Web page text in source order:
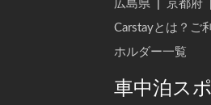
広島県
京都府
Carstayとは？ご
ホルダー一覧
車中泊ス